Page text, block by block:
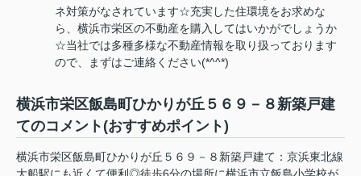
ネ対策がなされています☆充実した住環境をお求めな
ら、横浜市栄区の不動産を購入してはいかがでしょうか
☆当社では多種多様な不動産情報を取り扱っております
ので、まずはご連絡ください(*^^*)
横浜市栄区飯島町ひかりが丘５６９－８新築戸建
てのコメント(おすすめポイント)
横浜市栄区飯島町ひかりが丘５６９－８新築戸建て：京浜東北線